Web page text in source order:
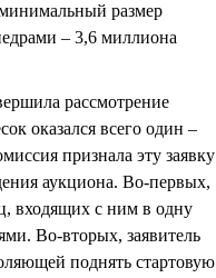
размер
– 3,6 миллиона
рассмотрение
оказался всего один –
признала эту заявку
аукциона. Во-первых,
входящих с ним в одну
Во-вторых, заявитель
поднять стартовую